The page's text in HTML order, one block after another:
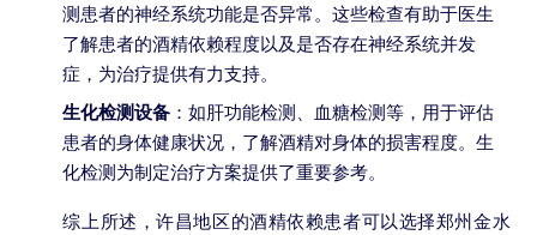
测患者的神经系统功能是否异常。这些检查有助于医生
了解患者的酒精依赖程度以及是否存在神经系统并发
症，为治疗提供有力支持。
生化检测设备 ：如肝功能检测、血糖检测等，用于评估
患者的身体健康状况，了解酒精对身体的损害程度。生
化检测为制定治疗方案提供了重要参考。
综上所述，许昌地区的酒精依赖患者可以选择郑州金水